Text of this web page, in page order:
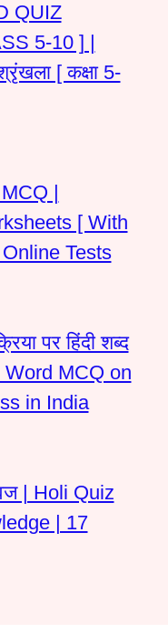
QUIZ
5-10 ] |
[ कक्षा 5-
|
[ With
Tests
पर हिंदी शब्द
Word MCQ on
in India
| Holi Quiz
| 17